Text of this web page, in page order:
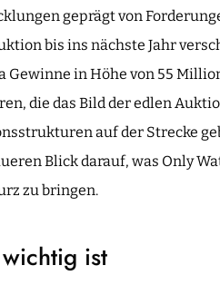
geprägt von
bis ins nächste Jahr
in Höhe von 55
die das Bild der edlen
auf der Strecke
Blick darauf, was Only
zu bringen.
ist